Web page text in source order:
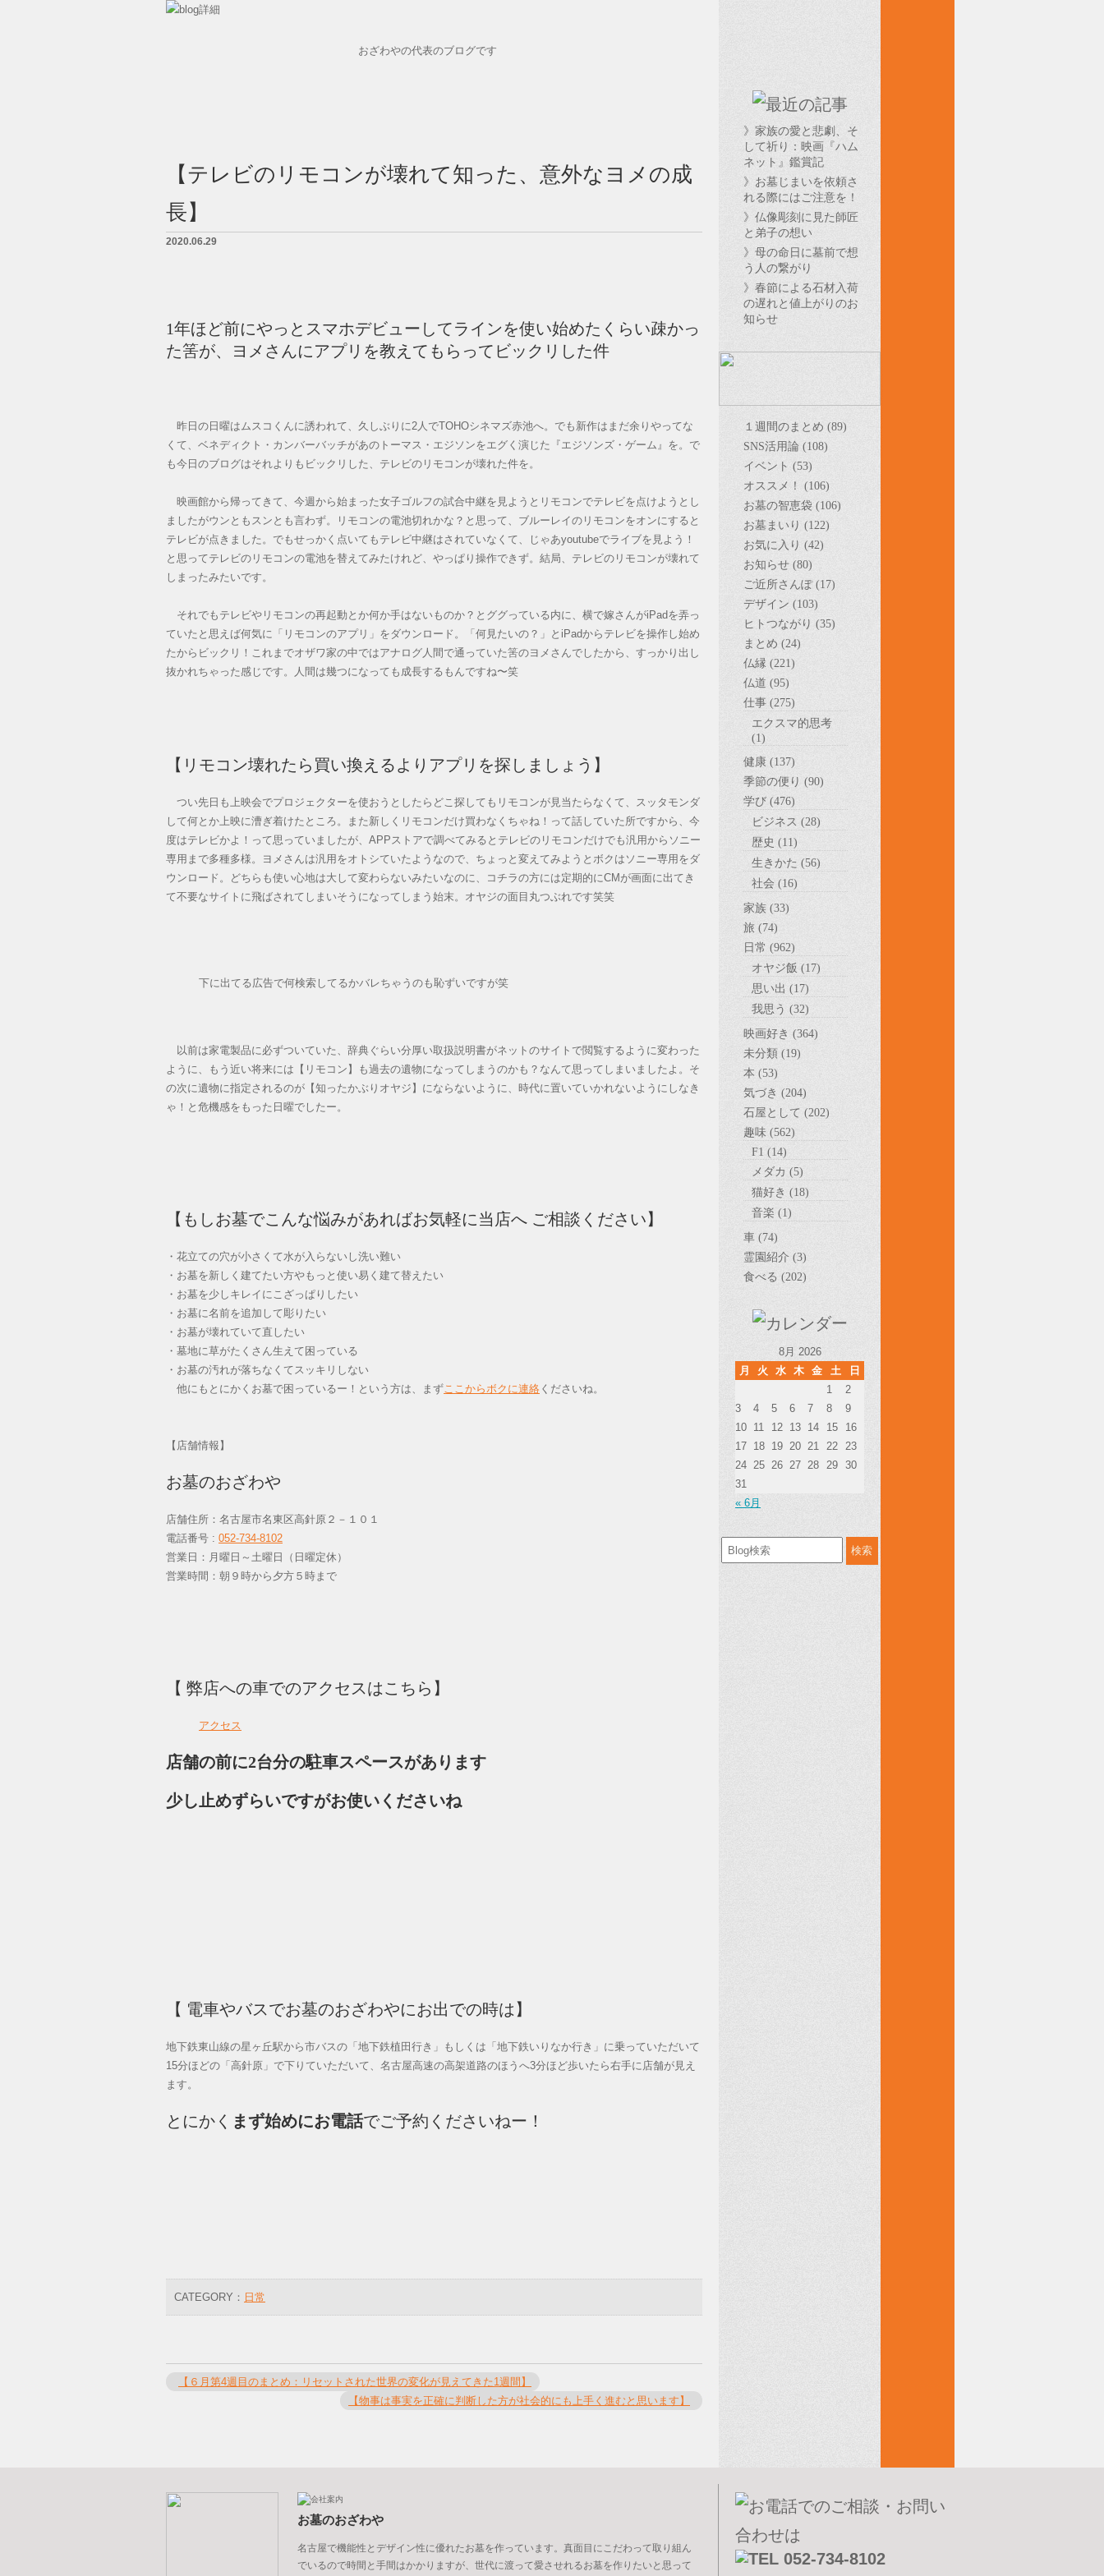
おざわやの代表のブログです
【テレビのリモコンが壊れて知った、意外なヨメの成
長】
2020.06.29
1年ほど前にやっとスマホデビューしてラインを使い始めたくらい疎かっ
た筈が、ヨメさんにアプリを教えてもらってビックリした件
昨日の日曜はムスコくんに誘われて、久しぶりに2人でTOHOシネマズ赤池へ。でも新作はまだ余りやってな
くて、ベネディクト・カンバーバッチがあのトーマス・エジソンをエグく演じた『エジソンズ・ゲーム』を。で
も今日のブログはそれよりもビックリした、テレビのリモコンが壊れた件を。
映画館から帰ってきて、今週から始まった女子ゴルフの試合中継を見ようとリモコンでテレビを点けようとし
ましたがウンともスンとも言わず。リモコンの電池切れかな？と思って、ブルーレイのリモコンをオンにすると
テレビが点きました。でもせっかく点いてもテレビ中継はされていなくて、じゃあyoutubeでライブを見よう！
と思ってテレビのリモコンの電池を替えてみたけれど、やっぱり操作できず。結局、テレビのリモコンが壊れて
しまったみたいです。
それでもテレビやリモコンの再起動とか何か手はないものか？とググっている内に、横で嫁さんがiPadを弄っ
ていたと思えば何気に「リモコンのアプリ」をダウンロード。「何見たいの？」とiPadからテレビを操作し始め
たからビックリ！これまでオザワ家の中ではアナログ人間で通っていた筈のヨメさんでしたから、すっかり出し
抜かれちゃった感じです。人間は幾つになっても成長するもんですね〜笑
【リモコン壊れたら買い換えるよりアプリを探しましょう】
つい先日も上映会でプロジェクターを使おうとしたらどこ探してもリモコンが見当たらなくて、スッタモンダ
して何とか上映に漕ぎ着けたところ。また新しくリモコンだけ買わなくちゃね！って話していた所ですから、今
度はテレビかよ！って思っていましたが、APPストアで調べてみるとテレビのリモコンだけでも汎用からソニー
専用まで多種多様。ヨメさんは汎用をオトシていたようなので、ちょっと変えてみようとボクはソニー専用をダ
ウンロード。どちらも使い心地は大して変わらないみたいなのに、コチラの方には定期的にCMが画面に出てき
て不要なサイトに飛ばされてしまいそうになってしまう始末。オヤジの面目丸つぶれです笑笑
下に出てる広告で何検索してるかバレちゃうのも恥ずいですが笑
以前は家電製品に必ずついていた、辞典ぐらい分厚い取扱説明書がネットのサイトで閲覧するように変わった
ように、もう近い将来には【リモコン】も過去の遺物になってしまうのかも？なんて思ってしまいましたよ。そ
の次に遺物に指定されるのが【知ったかぶりオヤジ】にならないように、時代に置いていかれないようにしなき
ゃ！と危機感をもった日曜でしたー。
【もしお墓でこんな悩みがあればお気軽に当店へ ご相談ください】
・花立ての穴が小さくて水が入らないし洗い難い
・お墓を新しく建てたい方やもっと使い易く建て替えたい
・お墓を少しキレイにこざっぱりしたい
・お墓に名前を追加して彫りたい
・お墓が壊れていて直したい
・墓地に草がたくさん生えて困っている
・お墓の汚れが落ちなくてスッキリしない
他にもとにかくお墓で困っているー！という方は、まずここからボクに連絡 くださいね。
【店舗情報】
お墓のおざわや
店舗住所：名古屋市名東区高針原２－１０１
電話番号 : 052-734-8102
営業日：月曜日～土曜日（日曜定休）
営業時間：朝９時から夕方５時まで
【 弊店への車でのアクセスはこちら】
アクセス
店舗の前に2台分の駐車スペースがあります
少し止めずらいですがお使いくださいね
【 電車やバスでお墓のおざわやにお出での時は】
地下鉄東山線の星ヶ丘駅から市バスの「地下鉄植田行き」もしくは「地下鉄いりなか行き」に乗っていただいて
15分ほどの「高針原」で下りていただいて、名古屋高速の高架道路のほうへ3分ほど歩いたら右手に店舗が見え
ます。
とにかく まず始めにお電話でご予約くださいねー！
CATEGORY： 日常
【６月第4週目のまとめ：リセットされた世界の変化が見えてきた1週間】
【物事は事実を正確に判断した方が社会的にも上手く進むと思います】
》家族の愛と悲劇、そ
して祈り：映画『ハム
ネット』鑑賞記
》お墓じまいを依頼さ
れる際にはご注意を！
》仏像彫刻に見た師匠
と弟子の想い
》母の命日に墓前で想
う人の繋がり
》春節による石材入荷
の遅れと値上がりのお
知らせ
１週間のまとめ (89)
SNS活用論 (108)
イベント (53)
オススメ！ (106)
お墓の智恵袋 (106)
お墓まいり (122)
お気に入り (42)
お知らせ (80)
ご近所さんぽ (17)
デザイン (103)
ヒトつながり (35)
まとめ (24)
仏縁 (221)
仏道 (95)
仕事 (275)
エクスマ的思考
(1)
健康 (137)
季節の便り (90)
学び (476)
ビジネス (28)
歴史 (11)
生きかた (56)
社会 (16)
家族 (33)
旅 (74)
日常 (962)
オヤジ飯 (17)
思い出 (17)
我思う (32)
映画好き (364)
未分類 (19)
本 (53)
気づき (204)
石屋として (202)
趣味 (562)
F1 (14)
メダカ (5)
猫好き (18)
音楽 (1)
車 (74)
霊園紹介 (3)
食べる (202)
8月 2026
月
火 水 木 金 土 日
« 6月
1
2
3
4 5 6 7 8
9
10 11 12 13 14 15
16
17 18 19 20 21 22 23
24 25 26 27 28 29 30
31
お墓のおざわや
名古屋で機能性とデザイン性に優れたお墓を作っています。真面目にこだわって取り組ん
でいるので時間と手間はかかりますが、世代に渡って愛させれるお墓を作りたいと思って